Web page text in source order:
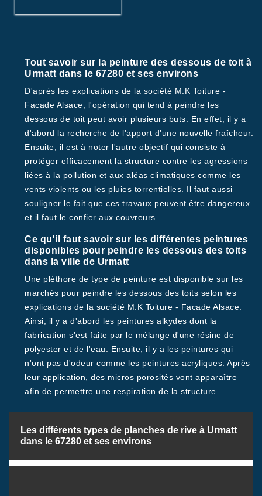
Tout savoir sur la peinture des dessous de toit à
Urmatt dans le 67280 et ses environs
D'après les explications de la société M.K Toiture -
Facade Alsace, l'opération qui tend à peindre les
dessous de toit peut avoir plusieurs buts. En effet, il y a
d'abord la recherche de l'apport d'une nouvelle fraîcheur.
Ensuite, il est à noter l'autre objectif qui consiste à
protéger efficacement la structure contre les agressions
liées à la pollution et aux aléas climatiques comme les
vents violents ou les pluies torrentielles. Il faut aussi
souligner le fait que ces travaux peuvent être dangereux
et il faut le confier aux couvreurs.
Ce qu'il faut savoir sur les différentes peintures
disponibles pour peindre les dessous des toits
dans la ville de Urmatt
Une pléthore de type de peinture est disponible sur les
marchés pour peindre les dessous des toits selon les
explications de la société M.K Toiture - Facade Alsace.
Ainsi, il y a d'abord les peintures alkydes dont la
fabrication s'est faite par le mélange d'une résine de
polyester et de l'eau. Ensuite, il y a les peintures qui
n'ont pas d'odeur comme les peintures acryliques. Après
leur application, des micros porosités vont apparaître
afin de permettre une respiration de la structure.
Les différents types de planches de rive à Urmatt
dans le 67280 et ses environs